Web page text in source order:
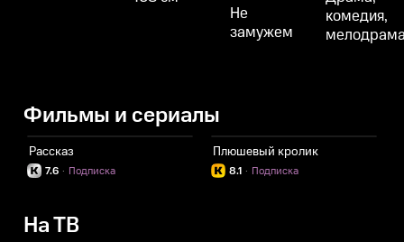
Не
замужем
комедия,
Фильмы и сериалы
Рассказ
7.6 Подписка
·
Плюшевый кролик
8.1 Подписка
·
На ТВ